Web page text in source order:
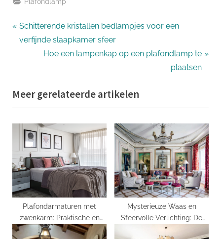
Bericht
navigatie
P
r
o
u
s
o
s
t
:
Schitterende kristallen bedlampjes voor een
verfijnde slaapkamer sfeer
N
t
P
o
s
t
:
Hoe een lampenkap op een plafondlamp te
plaatsen
Meer gerelateerde artikelen
Plafondarmaturen met
zwenkarm: Praktische en
stijlvolle
Mysterieuze Waas en
Sfeervolle Verlichting: De
Magie van Mist en Morup